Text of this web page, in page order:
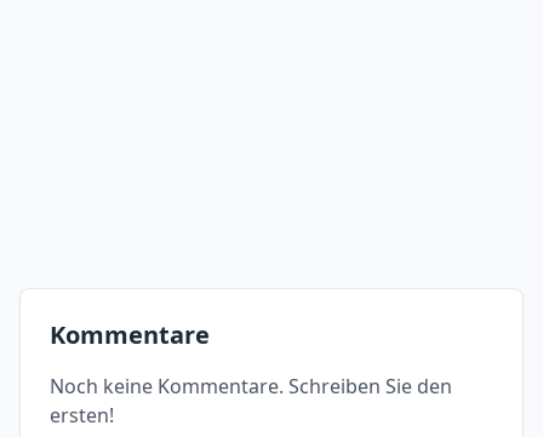
Kommentare
Noch keine Kommentare. Schreiben Sie den
ersten!